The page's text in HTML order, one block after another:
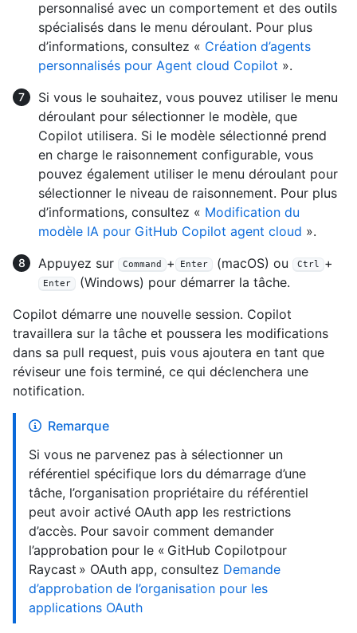
personnalisé avec un comportement et des outils
spécialisés dans le menu déroulant. Pour plus
d’informations, consultez « Création d’agents
personnalisés pour Agent cloud Copilot ».
Si vous le souhaitez, vous pouvez utiliser le menu
déroulant pour sélectionner le modèle, que
Copilot utilisera. Si le modèle sélectionné prend
en charge le raisonnement configurable, vous
pouvez également utiliser le menu déroulant pour
sélectionner le niveau de raisonnement. Pour plus
d’informations, consultez « Modification du
modèle IA pour GitHub Copilot agent cloud ».
Appuyez sur
Command + Enter (macOS) ou Ctrl +
Enter
(Windows) pour démarrer la tâche.
Copilot démarre une nouvelle session. Copilot
travaillera sur la tâche et poussera les modifications
dans sa pull request, puis vous ajoutera en tant que
réviseur une fois terminé, ce qui déclenchera une
notification.
Remarque
Si vous ne parvenez pas à sélectionner un
référentiel spécifique lors du démarrage d’une
tâche, l’organisation propriétaire du référentiel
peut avoir activé OAuth app les restrictions
d’accès. Pour savoir comment demander
l’approbation pour le « GitHub Copilotpour
Raycast » OAuth app, consultez Demande
d’approbation de l’organisation pour les
applications OAuth